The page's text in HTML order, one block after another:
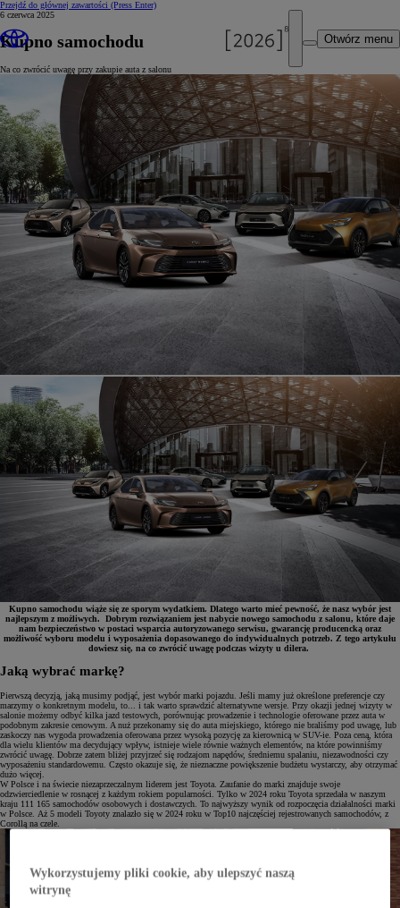
Przejdź do głównej zawartości (Press Enter)
Otwórz menu
6 czerwca 2025
Kupno samochodu
Na co zwrócić uwagę przy zakupie auta z salonu
Kupno samochodu wiąże się ze sporym wydatkiem. Dlatego warto mieć pewność, że nasz wybór jest
najlepszym z możliwych. Dobrym rozwiązaniem jest nabycie nowego samochodu z salonu, które daje
nam bezpieczeństwo w postaci wsparcia autoryzowanego serwisu, gwarancję producencką oraz
możliwość wyboru modelu i wyposażenia dopasowanego do indywidualnych potrzeb. Z tego artykułu
dowiesz się, na co zwrócić uwagę podczas wizyty u dilera.
Jaką wybrać markę?
Pierwszą decyzją, jaką musimy podjąć, jest wybór marki pojazdu. Jeśli mamy już określone preferencje czy
marzymy o konkretnym modelu, to... i tak warto sprawdzić alternatywne wersje. Przy okazji jednej wizyty w
salonie możemy odbyć kilka jazd testowych, porównując prowadzenie i technologie oferowane przez auta w
podobnym zakresie cenowym. A nuż przekonamy się do auta miejskiego, którego nie braliśmy pod uwagę, lub
zaskoczy nas wygoda prowadzenia oferowana przez wysoką pozycję za kierownicą w SUV-ie. Poza ceną, która
dla wielu klientów ma decydujący wpływ, istnieje wiele równie ważnych elementów, na które powinniśmy
zwrócić uwagę. Dobrze zatem bliżej przyjrzeć się rodzajom napędów, średniemu spalaniu, niezawodności czy
wyposażeniu standardowemu. Często okazuje się, że nieznaczne powiększenie budżetu wystarczy, aby otrzymać
dużo więcej.
W Polsce i na świecie niezaprzeczalnym liderem jest Toyota. Zaufanie do marki znajduje swoje
odzwierciedlenie w rosnącej z każdym rokiem popularności. Tylko w 2024 roku Toyota sprzedała w naszym
kraju 111 165 samochodów osobowych i dostawczych. To najwyższy wynik od rozpoczęcia działalności marki
w Polsce. Aż 5 modeli Toyoty znalazło się w 2024 roku w Top10 najczęściej rejestrowanych samochodów, z
Corollą na czele.
Wykorzystujemy pliki cookie, aby ulepszyć naszą
witrynę